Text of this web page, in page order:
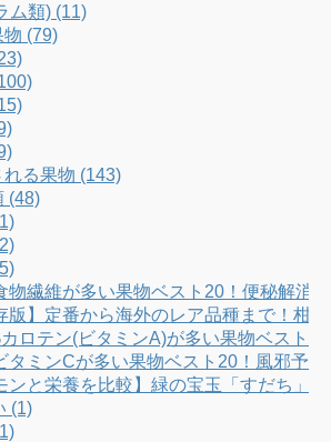
a
m
C
l
ム類) (11)
物 (79)
る果物 (143)
(48)
物繊維が多い果物ベスト20！便秘解消
版】定番から海外のレア品種まで！柑
ロテン(ビタミンA)が多い果物ベスト
タミンCが多い果物ベスト20！風邪予
ンと栄養を比較】緑の宝玉「すだち」
(1)